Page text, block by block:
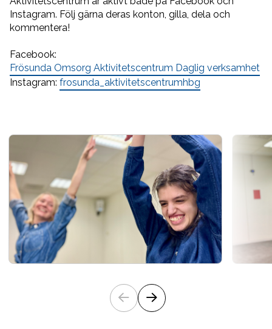
Instagram. Följ gärna deras konton, gilla, dela och
kommentera!
Facebook:
Frösunda Omsorg Aktivitetscentrum Daglig verksamhet
Instagram: frosunda_aktivitetscentrumhbg
Slide 1 of 8